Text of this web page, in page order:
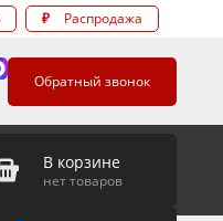
₽ Распродажа
Обратный звонок
В корзине
нет товаров